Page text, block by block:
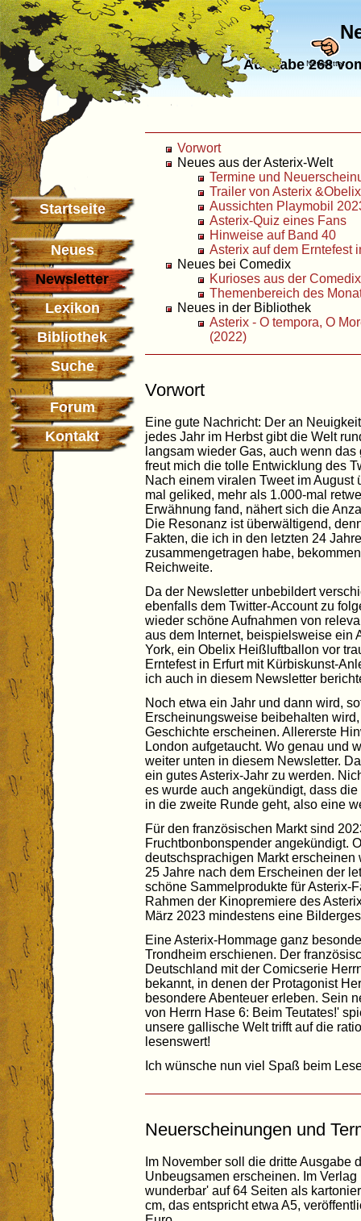
Newsletter
Ausgabe 268
Startseite
Neues
Newsletter
Lexikon
Bibliothek
Suche
Forum
Kontakt
Vorwort
Neues aus der Asterix-Welt
Termine und
Trailer von Asterix
Aussichten Playmobil
Asterix-Quiz eines Fans
Hinweise auf Band 40
Asterix auf dem Erntefest
Neues bei Comedix
Kurioses aus der
Themenbereich des
Neues in der Bibliothek
Asterix - O tempora, O
(2022)
Vorwort
Eine gute Nachricht: Der an
jedes Jahr im Herbst gibt die Welt
langsam wieder Gas, auch wenn
freut mich die tolle Entwicklung des
Nach einem viralen Tweet im August
mal geliked, mehr als 1.000-mal
Erwähnung fand, nähert sich die
Die Resonanz ist überwältigend,
Fakten, die ich in den letzten 24
zusammengetragen habe,
Reichweite.
Da der Newsletter unbebildert
ebenfalls dem Twitter-Account zu
wieder schöne Aufnahmen von
aus dem Internet, beispielsweise ein
York, ein Obelix Heißluftballon vor
Erntefest in Erfurt mit Kürbiskunst-
ich auch in diesem Newsletter
Noch etwa ein Jahr und dann wird,
Erscheinungsweise beibehalten
Geschichte erscheinen. Allererste
London aufgetaucht. Wo genau und
weiter unten in diesem Newsletter.
ein gutes Asterix-Jahr zu werden.
es wurde auch angekündigt, dass
in die zweite Runde geht, also eine
Für den französischen Markt sind
Fruchtbonbonspender angekündigt.
deutschsprachigen Markt
25 Jahre nach dem Erscheinen der
schöne Sammelprodukte für Asterix-
Rahmen der Kinopremiere des
März 2023 mindestens eine
Eine Asterix-Hommage ganz
Trondheim erschienen. Der
Deutschland mit der Comicserie
bekannt, in denen der Protagonist
besondere Abenteuer erleben. Sein
von Herrn Hase 6: Beim Teutates!'
unsere gallische Welt trifft auf die
lesenswert!
Ich wünsche nun viel Spaß beim
Neuerscheinungen und
Im November soll die dritte Ausgabe
Unbeugsamen erscheinen. Im
wunderbar' auf 64 Seiten als
cm, das entspricht etwa A5,